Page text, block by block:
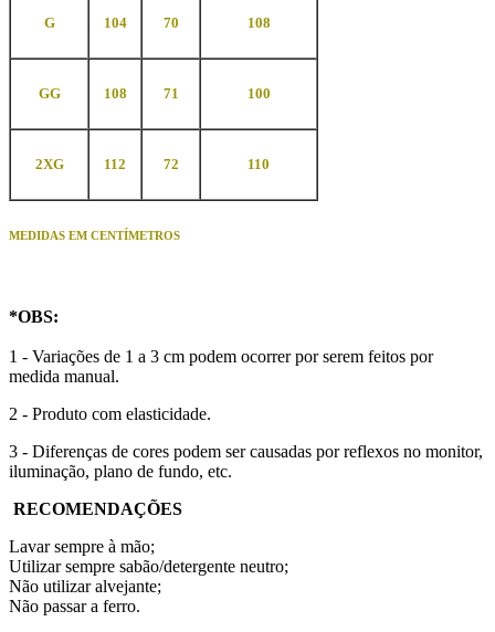
G 104 70 108
GG 108 71 100
2XG 112 72 110
MEDIDAS EM CENTÍMETROS
*OBS:
1 - Variações de 1 a 3 cm podem ocorrer por serem feitos por
medida manual.
2 - Produto com elasticidade.
3 - Diferenças de cores podem ser causadas por reflexos no monitor,
iluminação, plano de fundo, etc.
RECOMENDAÇÕES
Lavar sempre à mão;
Utilizar sempre sabão/detergente neutro;
Não utilizar alvejante;
Não passar a ferro.